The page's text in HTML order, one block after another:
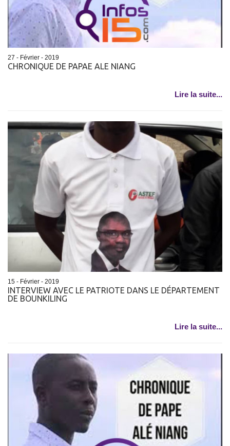
27 - Février - 2019
CHRONIQUE DE PAPAE ALE NIANG
Lire la suite...
15 - Février - 2019
INTERVIEW AVEC LE PATRIOTE DANS LE DÉPARTEMENT
DE BOUNKILING
Lire la suite...